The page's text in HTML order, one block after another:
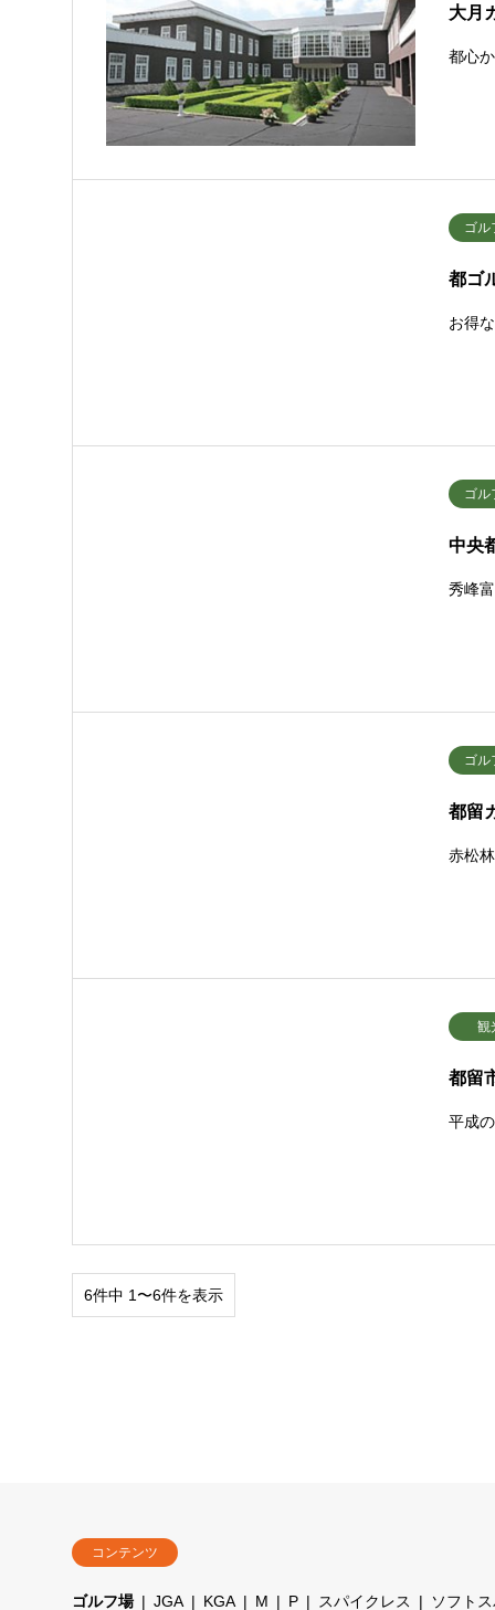
大月
都心
ゴル
都ゴ
お得
ゴル
中央
秀峰
ゴル
都留
赤松
観
都留
平成
6件中 1〜6件を表示
コンテンツ
ゴルフ場 JGA KGA M P スパイクレス ソフト